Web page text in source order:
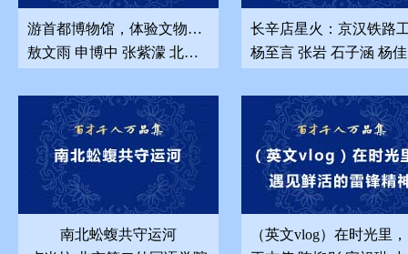
游首都博物馆，体验文物修复
敖文雨 申博中 张紫濛 北京市第二外国语学院 首都师范大学
南北蚣蝮共守运河